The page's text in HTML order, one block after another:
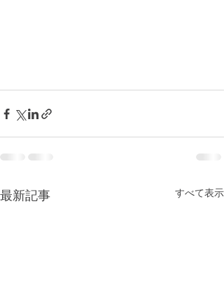
最新記事 すべて表示